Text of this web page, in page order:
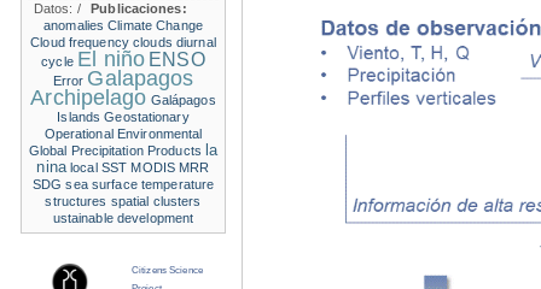
Datos: /
Publicaciones:
anomalies Climate Change
Cloud frequency clouds diurnal
cycle El niño ENSO
Error Galapagos
Archipelago Galápagos
Islands Geostationary
Operational Environmental
Global Precipitation Products la
nina local SST MODIS MRR
SDG sea surface temperature
structures spatial clusters
ustainable development
Citizens Science